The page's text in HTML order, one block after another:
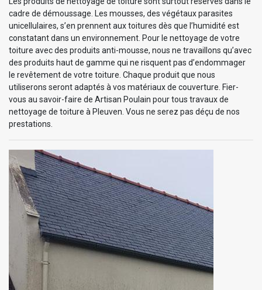
cadre de démoussage. Les mousses, des végétaux parasites
unicellulaires, s’en prennent aux toitures dès que l’humidité est
constatant dans un environnement. Pour le nettoyage de votre
toiture avec des produits anti-mousse, nous ne travaillons qu’avec
des produits haut de gamme qui ne risquent pas d’endommager
le revêtement de votre toiture. Chaque produit que nous
utiliserons seront adaptés à vos matériaux de couverture. Fier-
vous au savoir-faire de Artisan Poulain pour tous travaux de
nettoyage de toiture à Pleuven. Vous ne serez pas déçu de nos
prestations.